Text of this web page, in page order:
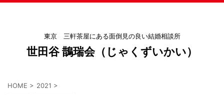
東京 三軒茶屋にある面倒見の良い結婚相談所
世田谷 鵲瑞会（じゃくずいかい）
HOME > 2021 >